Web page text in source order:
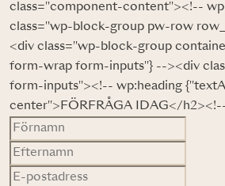
class="component-content"><!--
class="wp-block-group pw-row
<div class="wp-block-group
form-wrap form-inputs"} --><div
form-inputs"><!-- wp:heading
center">FÖRFRÅGA IDAG</